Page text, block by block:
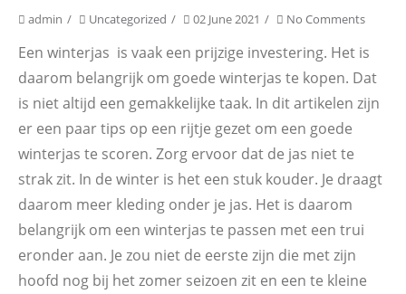
admin Uncategorized 02 June 2021 No Comments
Een winterjas is vaak een prijzige investering. Het is
daarom belangrijk om goede winterjas te kopen. Dat
is niet altijd een gemakkelijke taak. In dit artikelen zijn
er een paar tips op een rijtje gezet om een goede
winterjas te scoren. Zorg ervoor dat de jas niet te
strak zit. In de winter is het een stuk kouder. Je draagt
daarom meer kleding onder je jas. Het is daarom
belangrijk om een winterjas te passen met een trui
eronder aan. Je zou niet de eerste zijn die met zijn
hoofd nog bij het zomer seizoen zit en een te kleine